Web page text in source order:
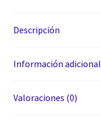
Descripción
Información adicional
Valoraciones (0)